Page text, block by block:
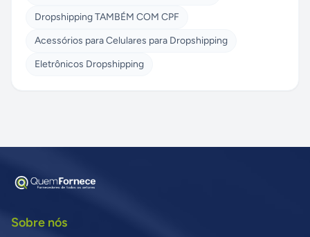
Dropshipping TAMBÉM COM CPF
Acessórios para Celulares para Dropshipping
Eletrônicos Dropshipping
Sobre nós